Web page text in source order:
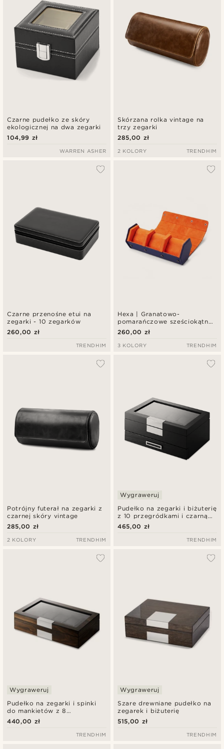
Czarne pudełko ze skóry
ekologicznej na dwa zegarki
104,99 zł
WARREN ASHER
Skórzana rolka vintage na
trzy zegarki
285,00 zł
2 KOLORY TRENDHIM
Czarne przenośne etui na
zegarki - 10 zegarków
260,00 zł
TRENDHIM
Hexa | Granatowo-
pomarańczowe sześciokątne
etui rolowane z ekologicznej
skóry na 3 zegarki
260,00 zł
3 KOLORY TRENDHIM
Potrójny futerał na zegarki z
czarnej skóry vintage
285,00 zł
2 KOLORY TRENDHIM
Pudełko na zegarki i biżuterię
z 10 przegródkami i czarną
okleiną
Wygraweruj
465,00 zł
TRENDHIM
Pudełko na zegarki i spinki
do mankietów z 8
przegródkami i orzechową
okleiną
Wygraweruj
440,00 zł
TRENDHIM
Szare drewniane pudełko na
zegarek i biżuterię
Wygraweruj
515,00 zł
TRENDHIM